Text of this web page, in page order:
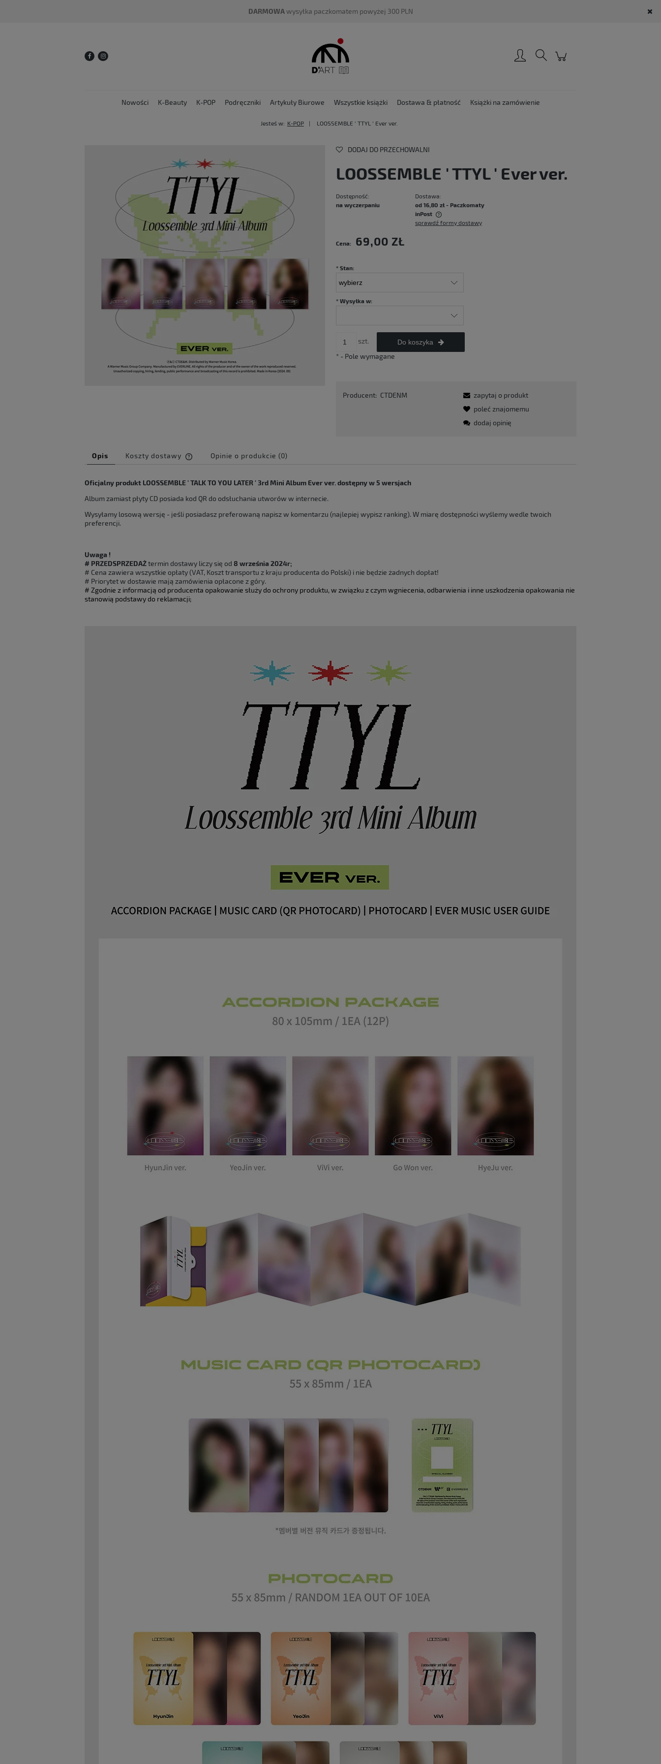
DARMOWAwysyłka paczkomatem powyżej 300 PLN
Nowości K-Beauty K-POP Podręczniki Artykuły Biurowe Wszystkie książki Dostawa & płatność Książki na zamówienie
Jesteś w: K-POP LOOSSEMBLE ' TTYL ' Ever ver.
DODAJ DO PRZECHOWALNI
LOOSSEMBLE ' TTYL ' Ever ver.
Dostępność:
na wyczerpaniu
Dostawa:
od 16,80 zł - Paczkomaty
inPost
płatności
sprawdź formy dostawy
Cena: 69,00 ZŁ
*Stan:
*Wysyłka w:
szt. Do koszyka
*- Pole wymagane
Producent: CTDENM
zapytaj o produkt
poleć znajomemu
dodaj opinię
Opis Koszty dostawy
Cena nie zawiera ewentualnych
Opinie o produkcie (0)
Oficjalny produkt LOOSSEMBLE ' TALK TO YOU LATER ' 3rd Mini Album Ever ver. dostępny w 5 wersjach
Album zamiast płyty CD posiada kod QR do odsłuchania utworów w internecie.
Wysyłamy losową wersję - jeśli posiadasz preferowaną napisz w komentarzu (najlepiej wypisz ranking). W miarę dostępności wyślemy wedle twoich
preferencji.
Uwaga !
# PRZEDSPRZEDAŻtermin dostawy liczy się od 8 września 2024r;
# Cena zawiera wszystkie opłaty (VAT, Koszt transportu z kraju producenta do Polski) i nie będzie żadnych dopłat!
# Priorytet w dostawie mają zamówienia opłacone z góry.
# Zgodnie z informacją od producenta opakowanie służy do ochrony produktu, w związku z czym wgniecenia, odbarwienia i inne uszkodzenia opakowania nie
stanowią podstawy do reklamacji;